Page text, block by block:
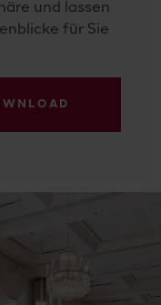
und lassen
für Sie